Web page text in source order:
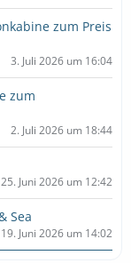
zum Preis
3. Juli 2026 um 16:04
zum
2. Juli 2026 um 18:44
25. Juni 2026 um 12:42
Sea
19. Juni 2026 um 14:02